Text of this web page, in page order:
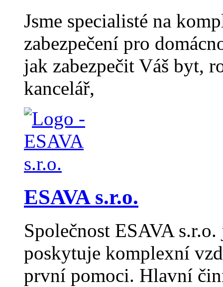
Jsme specialisté na
zabezpečení pro
jak zabezpečit Váš byt,
kancelář,
ESAVA s.r.o.
Společnost ESAVA
poskytuje komplexní
první pomoci. Hlavní